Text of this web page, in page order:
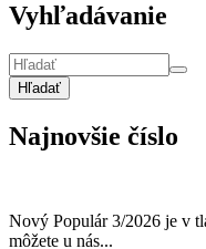
Vyhľadávanie
Hľadať
Najnovšie číslo
Nový Populár 3/2026 je v
môžete u nás...